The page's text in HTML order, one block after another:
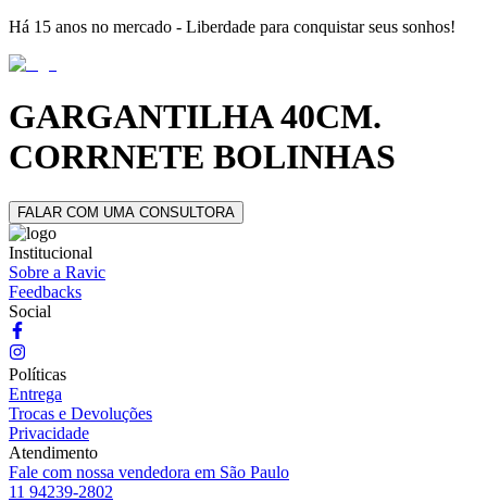
Há 15 anos no mercado - Liberdade para conquistar seus sonhos!
GARGANTILHA 40CM.
CORRNETE BOLINHAS
FALAR COM UMA CONSULTORA
Institucional
Sobre a Ravic
Feedbacks
Social
Políticas
Entrega
Trocas e Devoluções
Privacidade
Atendimento
Fale com nossa vendedora em São Paulo
11 94239-2802